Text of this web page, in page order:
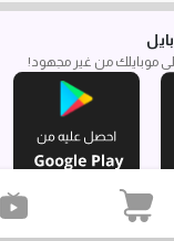
موبايلك من غير مجهود!